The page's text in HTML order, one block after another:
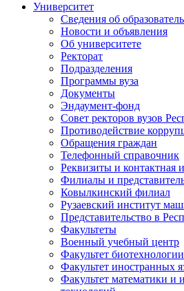
Университет
Сведения об
Новости и объявления
Об университете
Ректорат
Подразделения
Программы вуза
Документы
Эндаумент-фонд
Совет ректоров вузов
Противодействие
Обращения граждан
Телефонный справочник
Реквизиты и контактная
Филиалы и
Ковылкинский филиал
Рузаевский институт
Представительство в
Факультеты
Военный учебный центр
Факультет
Факультет иностранных
Факультет математики